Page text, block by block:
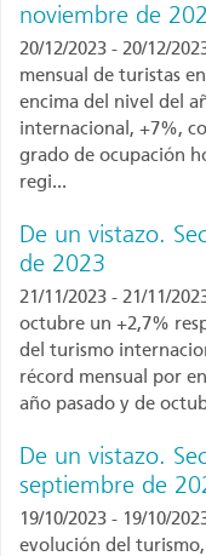
noviembre de
20/12/2023 - 20/12/
mensual de turistas
encima del nivel del
internacional, +7%,
grado de ocupación
regi...
De un vistazo.
de 2023
21/11/2023 - 21/11/
octubre un +2,7%
del turismo
récord mensual por
año pasado y de
De un vistazo.
septiembre de
19/10/2023 - 19/10/
evolución del